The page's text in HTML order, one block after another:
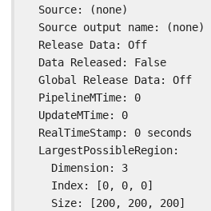
  Source: (none)
  Source output name: (none)
  Release Data: Off
  Data Released: False
  Global Release Data: Off
  PipelineMTime: 0
  UpdateMTime: 0
  RealTimeStamp: 0 seconds
  LargestPossibleRegion:
    Dimension: 3
    Index: [0, 0, 0]
    Size: [200, 200, 200]